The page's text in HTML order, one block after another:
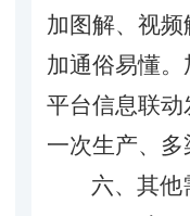
加图解、视
加通俗易懂
平台信息联
一次生产、多
六、 其他